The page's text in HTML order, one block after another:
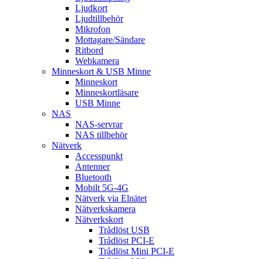
Ljudkort
Ljudtillbehör
Mikrofon
Mottagare/Sändare
Ritbord
Webkamera
Minneskort & USB Minne
Minneskort
Minneskortläsare
USB Minne
NAS
NAS-servrar
NAS tillbehör
Nätverk
Accesspunkt
Antenner
Bluetooth
Mobilt 5G-4G
Nätverk via Elnätet
Nätverkskamera
Nätverkskort
Trådlöst USB
Trådlöst PCI-E
Trådlöst Mini PCI-E